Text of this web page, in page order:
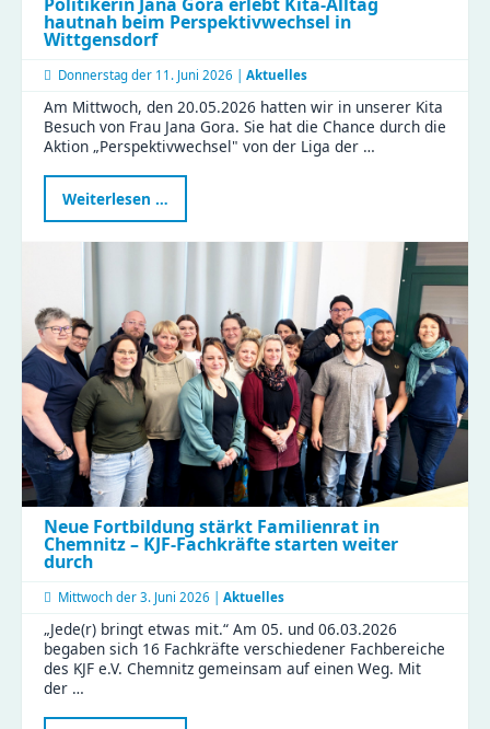
hautnah beim Perspektivwechsel in
Wittgensdorf
Donnerstag der 11. Juni 2026 | Aktuelles
Am Mittwoch, den 20.05.2026 hatten wir in unserer Kita
Besuch von Frau Jana Gora. Sie hat die Chance durch die
Aktion „Perspektivwechsel" von der Liga der …
Weiterlesen …
Jana
Gora
Alltag
hautnah
beim
Perspektivwechsel
in
Wittgensdorf
Neue Fortbildung stärkt Familienrat in
Chemnitz – KJF-Fachkräfte starten weiter
durch
Mittwoch der 3. Juni 2026 | Aktuelles
„Jede(r) bringt etwas mit.“ Am 05. und 06.03.2026
begaben sich 16 Fachkräfte verschiedener Fachbereiche
des KJF e.V. Chemnitz gemeinsam auf einen Weg. Mit
der …